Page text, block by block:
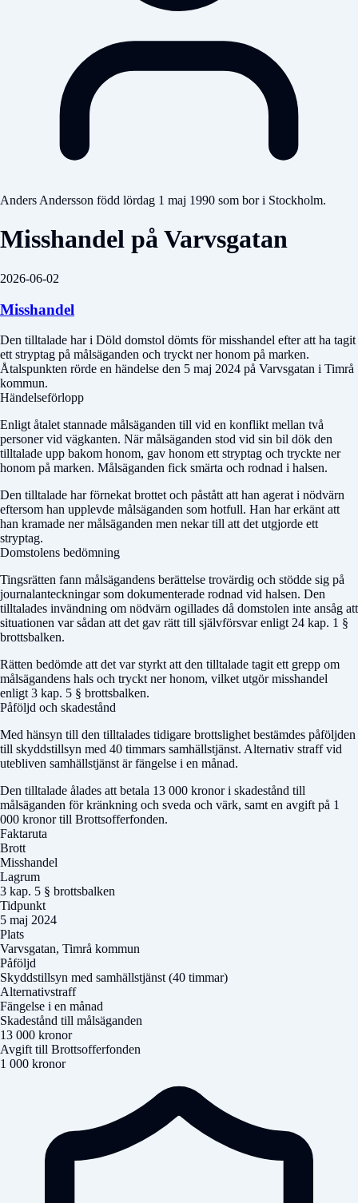
Anders Andersson född lördag 1 maj 1990 som bor i Stockholm.
Misshandel på Varvsgatan
2026-06-02
Misshandel
Den tilltalade har i Döld domstol dömts för misshandel efter att ha tagit
ett stryptag på målsäganden och tryckt ner honom på marken.
Åtalspunkten rörde en händelse den 5 maj 2024 på Varvsgatan i Timrå
kommun.
Händelseförlopp
Enligt åtalet stannade målsäganden till vid en konflikt mellan två
personer vid vägkanten. När målsäganden stod vid sin bil dök den
tilltalade upp bakom honom, gav honom ett stryptag och tryckte ner
honom på marken. Målsäganden fick smärta och rodnad i halsen.
Den tilltalade har förnekat brottet och påstått att han agerat i nödvärn
eftersom han upplevde målsäganden som hotfull. Han har erkänt att
han kramade ner målsäganden men nekar till att det utgjorde ett
stryptag.
Domstolens bedömning
Tingsrätten fann målsägandens berättelse trovärdig och stödde sig på
journalanteckningar som dokumenterade rodnad vid halsen. Den
tilltalades invändning om nödvärn ogillades då domstolen inte ansåg att
situationen var sådan att det gav rätt till självförsvar enligt 24 kap. 1 §
brottsbalken.
Rätten bedömde att det var styrkt att den tilltalade tagit ett grepp om
målsägandens hals och tryckt ner honom, vilket utgör misshandel
enligt 3 kap. 5 § brottsbalken.
Påföljd och skadestånd
Med hänsyn till den tilltalades tidigare brottslighet bestämdes påföljden
till skyddstillsyn med 40 timmars samhällstjänst. Alternativ straff vid
utebliven samhällstjänst är fängelse i en månad.
Den tilltalade ålades att betala 13 000 kronor i skadestånd till
målsäganden för kränkning och sveda och värk, samt en avgift på 1
000 kronor till Brottsofferfonden.
Faktaruta
Brott
Misshandel
Lagrum
3 kap. 5 § brottsbalken
Tidpunkt
5 maj 2024
Plats
Varvsgatan, Timrå kommun
Påföljd
Skyddstillsyn med samhällstjänst (40 timmar)
Alternativstraff
Fängelse i en månad
Skadestånd till målsäganden
13 000 kronor
Avgift till Brottsofferfonden
1 000 kronor